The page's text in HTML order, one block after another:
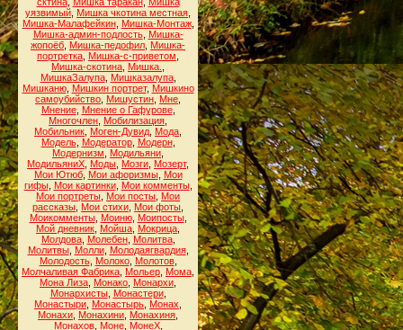
уязвимый Мишка чкотина местная
Мишка-Малафейкин, Мишка-Монтаж,
Мишка-админ-подлость, Мишка-
жопоёб Мишка-педофил Мишка-
портретка Мишка-с-приветом
Мишка-скотина Мишка.
МишкаЗалупа, Мишказалупа,
Мишканю, Мишкин портрет, Мишкино
самоубийство Мишустин Мне
Мнение, Мнение о Гафурове,
Многочлен Мобилизация
Мобильник Моген-Дувид Мода
Модель, Модератор, Модерн,
Модернизм
Модильяни
МодильяниХ Моды Мозги Мозерт,
Мои Ютюб, Мои афоризмы, Мои
гифы, Мои картинки, Мои комменты,
Мои портреты Мои посты Мои
рассказы Мои стихи Мои фоты
Моикомменты, Моиню, Моипосты,
Мой дневник Мойша Мокрица
Молдова, Молебен, Молитва,
Молитвы, Молли, Молодаягвардия,
Молодость, Молоко, Молотов,
Молчаливая Фабрика Мольер Мома
Мона Лиза Монако Монархи
Монархисты, Монастери,
Монастыри Монастырь Монах
Монахи Монахини Монахиня
Монахов, Моне, МонеХ,